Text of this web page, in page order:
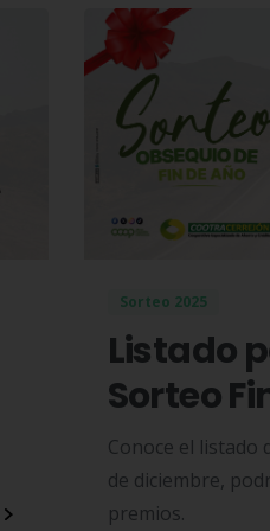
Sorteo 2025
Listado
Sorteo
Conoce el listado
de diciembre,
premios.